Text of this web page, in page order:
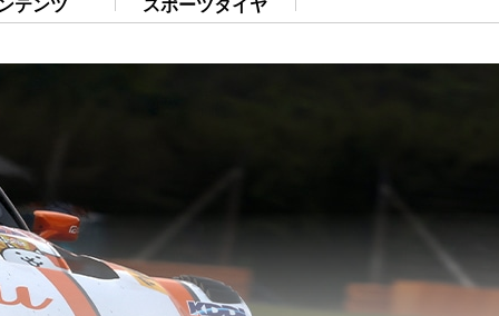
テンツ
スポーツタイヤ